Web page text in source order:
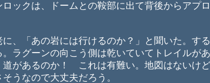
ックは、ドームとの鞍部に出て背後からアプ
、「あの岩には行けるのか？」と聞いた。する
ラグーンの向こう側は乾いていてトレイルがあ
があるのか！ これは有難い。地図はないけ
うなので大丈夫だろう。